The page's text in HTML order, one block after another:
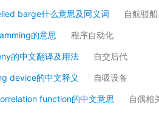
barge什么意思及同义词 自航驳船
的意思 程序自动化
的中文翻译及用法 自交后代
device的中文释义 自吸设备
function的中文意思 自偶相